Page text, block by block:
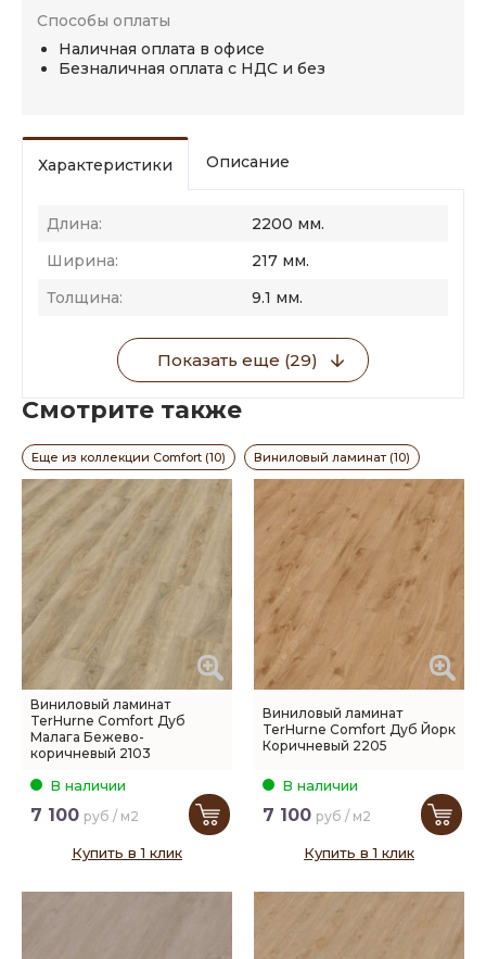
Способы оплаты
Наличная оплата в офисе
Безналичная оплата с НДС и без
Характеристики Описание
Длина:
2200 мм.
Ширина:
217 мм.
Толщина:
9.1 мм.
Показать еще (29)
Смотрите также
Еще из коллекции Comfort (10) Виниловый ламинат (10)
Виниловый ламинат
TerHurne Comfort Дуб
Малага Бежево-
коричневый 2103
В наличии
7 100 руб / м2
Купить в 1 клик
Виниловый ламинат
TerHurne Comfort Дуб Йорк
Коричневый 2205
В наличии
7 100 руб / м2
Купить в 1 клик